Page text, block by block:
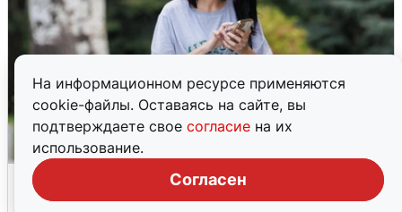
На информационном ресурсе применяются
cookie-файлы. Оставаясь на сайте, вы
подтверждаете свое согласие на их
использование.
Согласен
Волгоградцы остались без
мобильного интернета